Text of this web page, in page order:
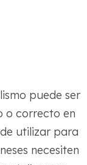
puede ser
o correcto en
utilizar para
necesiten